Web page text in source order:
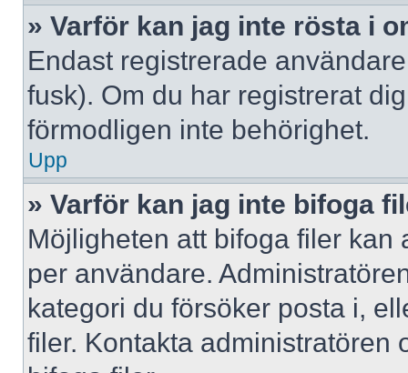
» Varför kan jag inte rösta i
Endast registrerade
fusk). Om du har registrerat
förmodligen inte behörighet.
Upp
» Varför kan jag inte bifoga
Möjligheten att bifoga filer
per användare.
kategori du försöker posta i,
filer. Kontakta administratören